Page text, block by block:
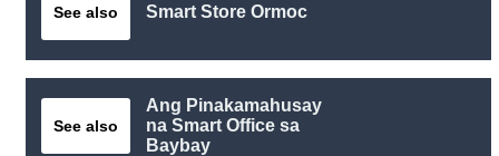
See also Smart Store Ormoc
See also
Ang Pinakamahusay
na Smart Office sa
Baybay